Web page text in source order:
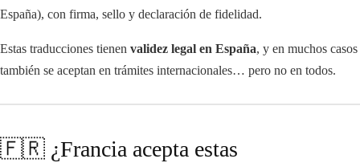
España), con firma, sello y declaración de fidelidad.
Estas traducciones tienen validez legal en España, y en muchos casos
también se aceptan en trámites internacionales… pero no en todos.
🇫🇷 ¿Francia acepta estas